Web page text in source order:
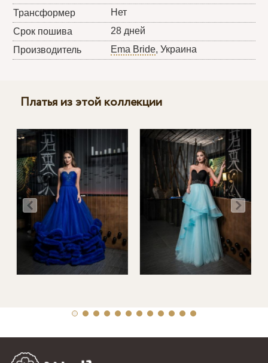
Трансформер
Нет
Срок пошива
28 дней
Производитель
Ema Bride, Украина
Платья из этой коллекции